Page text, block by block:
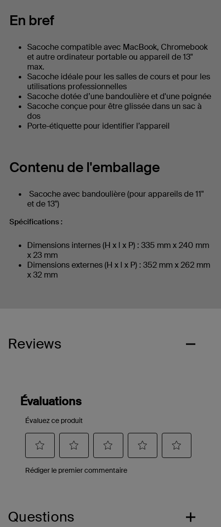
En bref
Sacoche compatible avec MacBook, Chromebook
et autre ordinateur portable ou appareil de 13"
max.
Sacoche idéale pour les salles de cours et pour les
utilisations professionnelles
Sacoche dotée d’une bandoulière et d'une poignée
Sacoche conçue pour être glissée dans un sac à
dos
Porte-étiquette pour identifier l’appareil
Contenu de l'emballage
Sacoche avec bandoulière (pour appareils de 11"
et de 13")
Spécifications :
Dimensions internes (H x l x P) : 335 mm x 240 mm
x 23 mm
Dimensions externes (H x l x P) : 352 mm x 262 mm
x 32 mm
Reviews
Questions